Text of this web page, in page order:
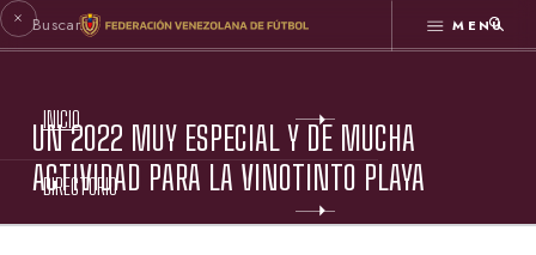
MENÚ
INICIO
DIRECTORIO
UN 2022 MUY ESPECIAL Y DE MUCHA
ACTIVIDAD PARA LA VINOTINTO PLAYA